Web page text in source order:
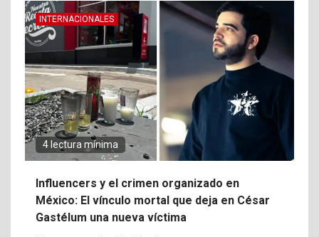
INTERNACIONALES
4 lectura mínima
Influencers y el crimen organizado en
México: El vínculo mortal que deja en César
Gastélum una nueva víctima